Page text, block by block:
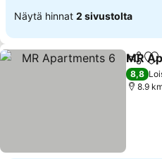
Näytä hinnat 2 sivustolta
Jaa
MR
8,8
8.9